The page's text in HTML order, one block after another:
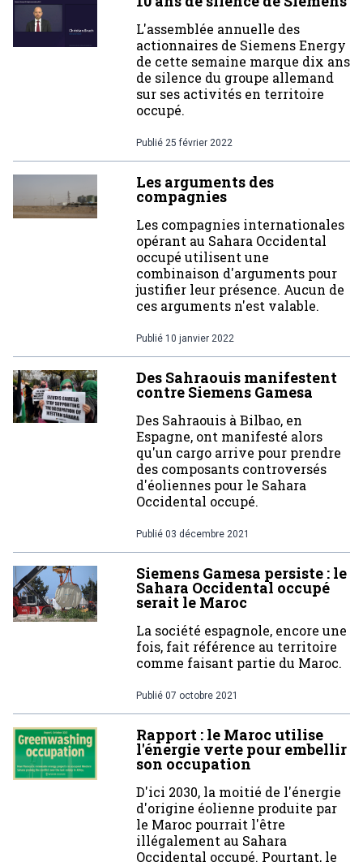
L'assemblée annuelle des
actionnaires de Siemens Energy
de cette semaine marque dix ans
de silence du groupe allemand
sur ses activités en territoire
occupé.
Publié 25 février 2022
Les arguments des
compagnies
Les compagnies internationales
opérant au Sahara Occidental
occupé utilisent une
combinaison d'arguments pour
justifier leur présence. Aucun de
ces arguments n'est valable.
Publié 10 janvier 2022
Des Sahraouis manifestent
contre Siemens Gamesa
Des Sahraouis à Bilbao, en
Espagne, ont manifesté alors
qu'un cargo arrive pour prendre
des composants controversés
d'éoliennes pour le Sahara
Occidental occupé.
Publié 03 décembre 2021
Siemens Gamesa persiste : le
Sahara Occidental occupé
serait le Maroc
La société espagnole, encore une
fois, fait référence au territoire
comme faisant partie du Maroc.
Publié 07 octobre 2021
Rapport : le Maroc utilise
l'énergie verte pour embellir
son occupation
D'ici 2030, la moitié de l'énergie
d'origine éolienne produite par
le Maroc pourrait l'être
illégalement au Sahara
Occidental occupé. Pourtant, le